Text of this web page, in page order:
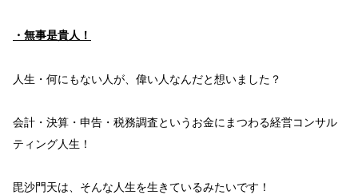
・無事是貴人！
人生・何にもない人が、偉い人 なんだと想いました？
会計・決算・申告・税務調査という お金にまつわる経営コンサル
ティング人生！
毘沙門天は、そんな人生を生きているみたいです！